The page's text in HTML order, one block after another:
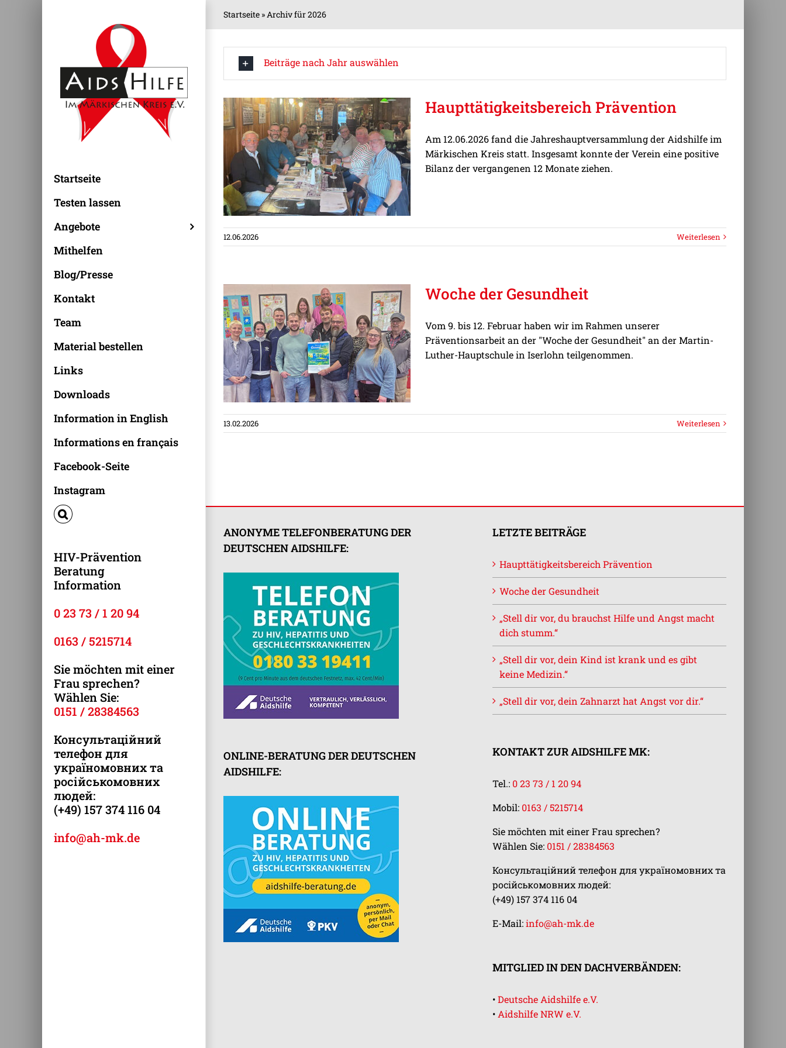
Startseite
Testen lassen
Angebote
Mithelfen
Blog/Presse
Kontakt
Team
Material bestellen
Links
Downloads
Information in English
Informations en français
Facebook-Seite
Instagram
HIV-Prävention
Beratung
Information
0 23 73 / 1 20 94
0163 / 5215714
Sie möchten mit einer
Frau sprechen?
Wählen Sie:
0151 / 28384563
Консультаційний
телефон для
україномовних та
російськомовних
людей:
(+49) 157 374 116 04
info@ah-mk.de
Startseite »Archiv für 2026
Beiträge nach Jahr auswählen
Haupttätigkeitsbereich Prävention
Am 12.06.2026 fand die Jahreshauptversammlung der Aidshilfe im
Märkischen Kreis statt. Insgesamt konnte der Verein eine positive
Bilanz der vergangenen 12 Monate ziehen.
12.06.2026 Weiterlesen
Woche der Gesundheit
Vom 9. bis 12. Februar haben wir im Rahmen unserer
Präventionsarbeit an der "Woche der Gesundheit" an der Martin-
Luther-Hauptschule in Iserlohn teilgenommen.
13.02.2026 Weiterlesen
ANONYME TELEFONBERATUNG DER
DEUTSCHEN AIDSHILFE:
ONLINE-BERATUNG DER DEUTSCHEN
AIDSHILFE:
LETZTE BEITRÄGE
Haupttätigkeitsbereich Prävention
Woche der Gesundheit
„Stell dir vor, du brauchst Hilfe und Angst macht
dich stumm.“
„Stell dir vor, dein Kind ist krank und es gibt
keine Medizin.“
„Stell dir vor, dein Zahnarzt hat Angst vor dir.“
KONTAKT ZUR AIDSHILFE MK:
Tel.: 0 23 73 / 1 20 94
Mobil: 0163 / 5215714
Sie möchten mit einer Frau sprechen?
Wählen Sie: 0151 / 28384563
Консультаційний телефон для україномовних та
російськомовних людей:
(+49) 157 374 116 04
E-Mail:info@ah-mk.de
MITGLIED IN DEN DACHVERBÄNDEN:
•Deutsche Aidshilfe e.V.
•Aidshilfe NRW e.V.